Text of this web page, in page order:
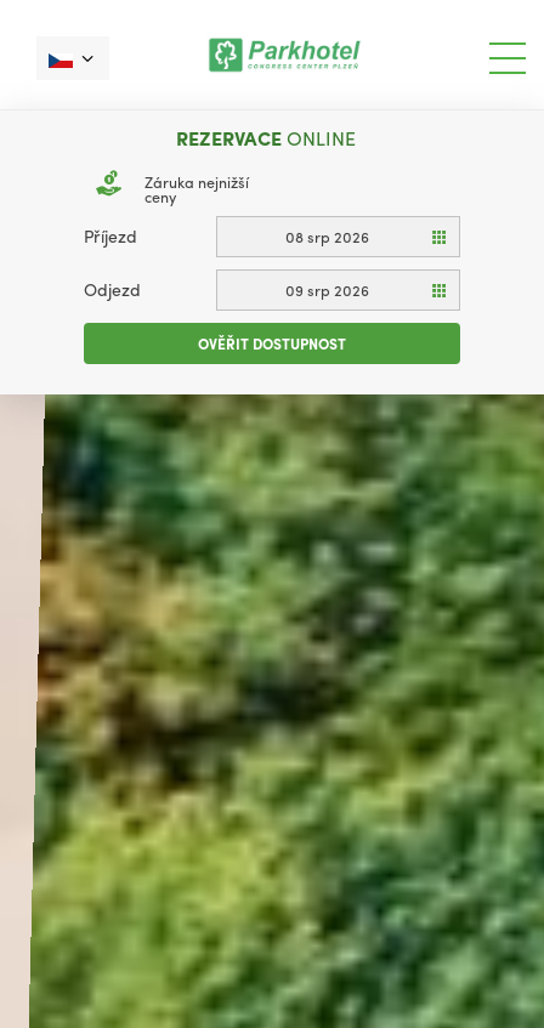
REZERVACEONLINE
Záruka nejnižší
ceny
Příjezd 08 srp 2026
Odjezd 09 srp 2026
OVĚŘIT DOSTUPNOST